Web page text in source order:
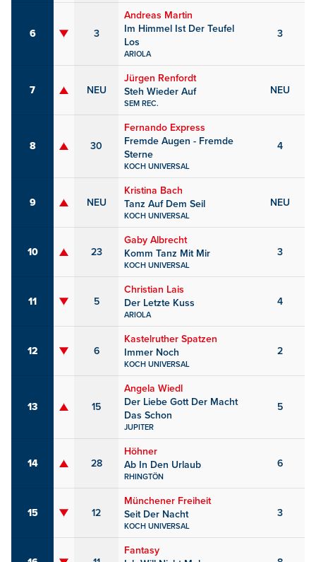
6 3
Andreas Martin
Im Himmel Ist Der Teufel
Los
ARIOLA
3
7 NEU
Jürgen Renfordt
Steh Wieder Auf
SEM REC.
NEU
8 30
Fernando Express
Fremde Augen - Fremde
Sterne
KOCH UNIVERSAL
4
9 NEU
Kristina Bach
Tanz Auf Dem Seil
KOCH UNIVERSAL
NEU
10 23
Gaby Albrecht
Komm Tanz Mit Mir
KOCH UNIVERSAL
3
11 5
Christian Lais
Der Letzte Kuss
ARIOLA
4
12 6
Kastelruther Spatzen
Immer Noch
KOCH UNIVERSAL
2
13 15
Angela Wiedl
Der Liebe Gott Der Macht
Das Schon
JUPITER
5
14 28
Höhner
Ab In Den Urlaub
RHINGTÖN
6
15 12
Münchener Freiheit
Seit Der Nacht
KOCH UNIVERSAL
3
Fantasy